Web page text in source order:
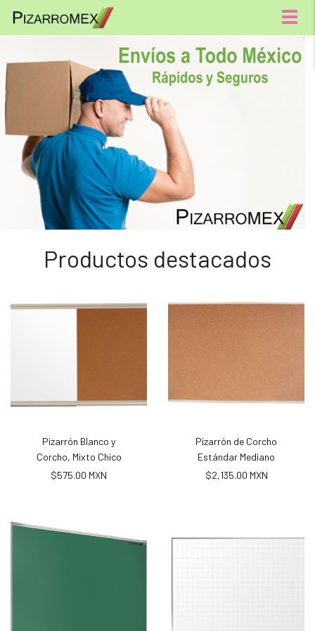
Menú
Productos destacados
Pizarrón Blanco y
Corcho, Mixto Chico
$575.00 MXN
Pizarrón de Corcho
Estándar Mediano
$2,135.00 MXN